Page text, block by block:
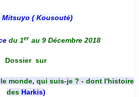
Mitsuyo ( Kousouté)
du 1er au 9 Décembre 2018
Dossier sur
monde, qui suis-je ? - dont l'histoire
des Harkis)